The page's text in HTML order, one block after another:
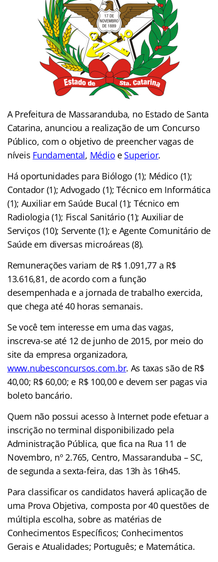
A Prefeitura de Massaranduba, no Estado de Santa
Catarina, anunciou a realização de um Concurso
Público, com o objetivo de preencher vagas de
níveis Fundamental, Médio e Superior.
Há oportunidades para Biólogo (1); Médico (1);
Contador (1); Advogado (1); Técnico em Informática
(1); Auxiliar em Saúde Bucal (1); Técnico em
Radiologia (1); Fiscal Sanitário (1); Auxiliar de
Serviços (10); Servente (1); e Agente Comunitário de
Saúde em diversas microáreas (8).
Remunerações variam de R$ 1.091,77 a R$
13.616,81, de acordo com a função
desempenhada e a jornada de trabalho exercida,
que chega até 40 horas semanais.
Se você tem interesse em uma das vagas,
inscreva-se até 12 de junho de 2015, por meio do
site da empresa organizadora,
www.nubesconcursos.com.br. As taxas são de R$
40,00; R$ 60,00; e R$ 100,00 e devem ser pagas via
boleto bancário.
Quem não possui acesso à Internet pode efetuar a
inscrição no terminal disponibilizado pela
Administração Pública, que fica na Rua 11 de
Novembro, nº 2.765, Centro, Massaranduba – SC,
de segunda a sexta-feira, das 13h às 16h45.
Para classificar os candidatos haverá aplicação de
uma Prova Objetiva, composta por 40 questões de
múltipla escolha, sobre as matérias de
Conhecimentos Específicos; Conhecimentos
Gerais e Atualidades; Português; e Matemática.